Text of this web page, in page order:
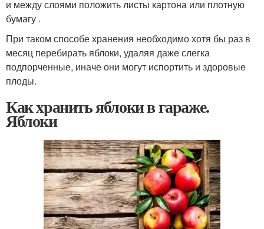
и между слоями положить листы картона или плотную
бумагу .
При таком способе хранения необходимо хотя бы раз в
месяц перебирать яблоки, удаляя даже слегка
подпорченные, иначе они могут испортить и здоровые
плоды.
Как хранить яблоки в гараже.
Яблоки